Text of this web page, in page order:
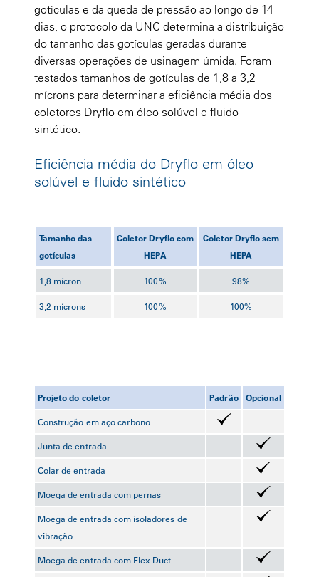
gotículas e da queda de pressão ao longo de 14
dias, o protocolo da UNC determina a distribuição
do tamanho das gotículas geradas durante
diversas operações de usinagem úmida. Foram
testados tamanhos de gotículas de 1,8 a 3,2
mícrons para determinar a eficiência média dos
coletores Dryflo em óleo solúvel e fluido
sintético.
Eficiência média do Dryflo em óleo
solúvel e fluido sintético
Tamanho das
gotículas
Coletor Dryflo com
HEPA
Coletor Dryflo sem
HEPA
1,8 mícron 100% 98%
3,2 mícrons 100% 100%
Projeto do coletor Padrão Opcional
Construção em aço carbono
Junta de entrada
Colar de entrada
Moega de entrada com pernas
Moega de entrada com isoladores de
vibração
Moega de entrada com Flex-Duct